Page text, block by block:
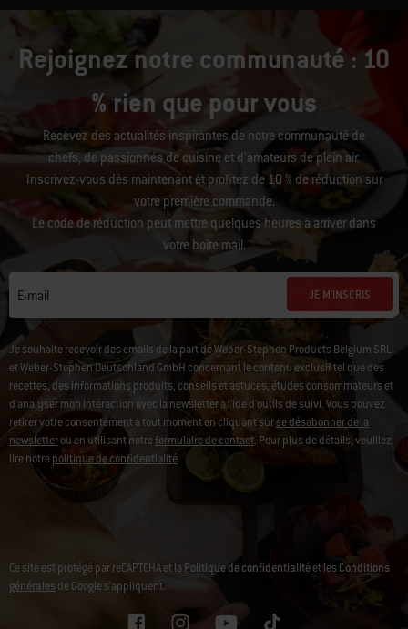
Rejoignez notre communauté : 10
% rien que pour vous
Recevez des actualités inspirantes de notre communauté de
chefs, de passionnés de cuisine et d’amateurs de plein air.
Inscrivez-vous dès maintenant et profitez de 10 % de réduction sur
votre première commande.
Le code de réduction peut mettre quelques heures à arriver dans
votre boîte mail.
E-mail JE M'INSCRIS
Je souhaite recevoir des emails de la part de Weber-Stephen Products Belgium SRL
et Weber-Stephen Deutschland GmbH concernant le contenu exclusif tel que des
recettes, des informations produits, conseils et astuces, études consommateurs et
d'analyser mon intéraction avec la newsletter à l'ide d'outils de suivi. Vous pouvez
retirer votre consentement à tout moment en cliquant surse désabonner de la
newsletterou en utilisant notreformulaire de contact. Pour plus de détails, veuillez
lire notrepolitique de confidentialité.
Ce site est protégé par reCAPTCHA et la Politique de confidentialitéet les Conditions
générales de Google s’appliquent.